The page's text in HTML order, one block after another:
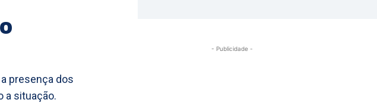
presença dos
a situação.
- Publicidade -